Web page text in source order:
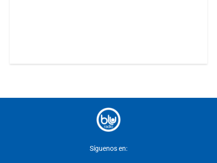
Síguenos en: